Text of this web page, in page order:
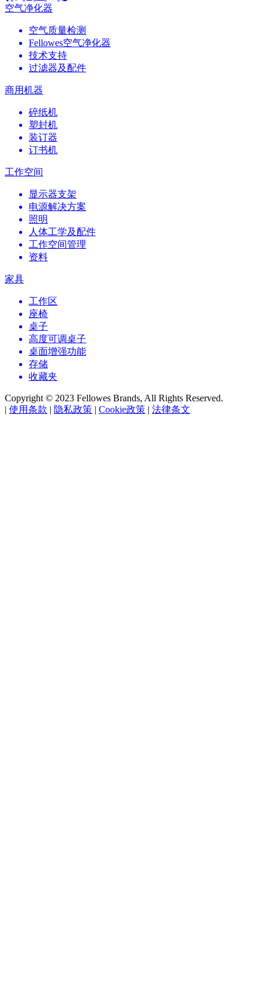
空气净化器
空气质量检测
Fellowes空气净化器
技术支持
过滤器及配件
商用机器
碎纸机
塑封机
装订器
订书机
工作空间
显示器支架
电源解决方案
照明
人体工学及配件
工作空间管理
资料
家具
工作区
座椅
桌子
高度可调桌子
桌面增强功能
存储
收藏夹
Copyright © 2023 Fellowes Brands, All Rights Reserved.
| 使用条款 | 隐私政策 | Cookie政策 | 法律条文